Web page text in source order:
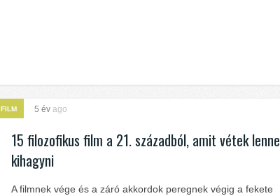
FILM 5 év ago
15 filozofikus film a 21. századból, amit vétek lenne
kihagyni
A filmnek vége és a záró akkordok peregnek végig a fekete